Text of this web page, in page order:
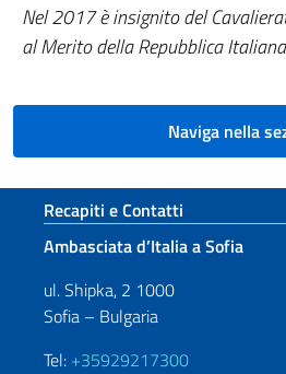
Nel 2017 è insignito del
al Merito della Repubblica
Naviga nella
Sezione footer
Recapiti e Contatti
Ambasciata d’Italia a Sofia
ul. Shipka, 2 1000
Sofia – Bulgaria
Tel: +35929217300